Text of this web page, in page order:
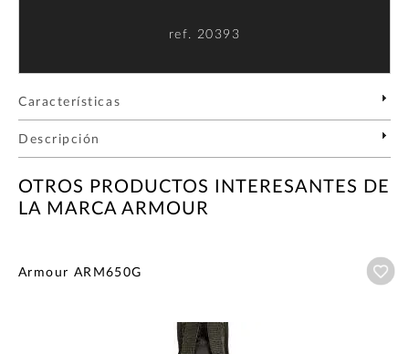
ref. 20393
Características
Descripción
OTROS PRODUCTOS INTERESANTES DE
LA MARCA ARMOUR
Armour ARM650G